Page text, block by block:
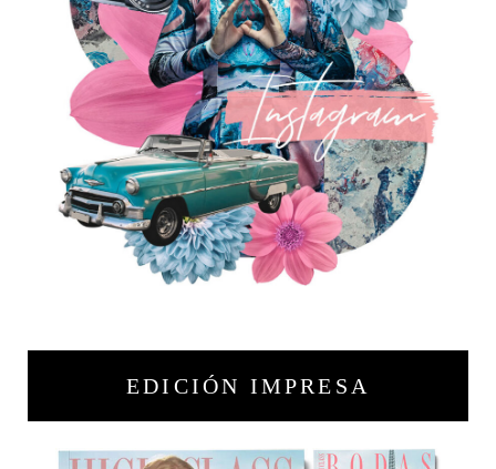
EDICIÓN IMPRESA